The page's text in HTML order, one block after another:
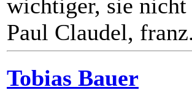
wichtiger, sie
Paul Claudel,
Tobias Bauer